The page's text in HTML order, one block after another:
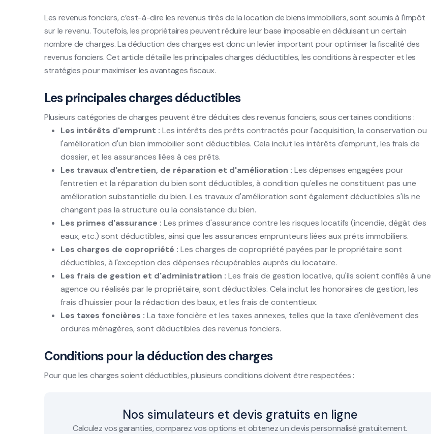
Les revenus fonciers, c’est-à-dire les revenus tirés de la location de biens immobiliers, sont soumis à l'impôt
sur le revenu. Toutefois, les propriétaires peuvent réduire leur base imposable en déduisant un certain
nombre de charges. La déduction des charges est donc un levier important pour optimiser la fiscalité des
revenus fonciers. Cet article détaille les principales charges déductibles, les conditions à respecter et les
stratégies pour maximiser les avantages fiscaux.
Les principales charges déductibles
Plusieurs catégories de charges peuvent être déduites des revenus fonciers, sous certaines conditions :
Les intérêts d'emprunt : Les intérêts des prêts contractés pour l'acquisition, la conservation ou
l'amélioration d'un bien immobilier sont déductibles. Cela inclut les intérêts d'emprunt, les frais de
dossier, et les assurances liées à ces prêts.
Les travaux d'entretien, de réparation et d'amélioration : Les dépenses engagées pour
l'entretien et la réparation du bien sont déductibles, à condition qu'elles ne constituent pas une
amélioration substantielle du bien. Les travaux d'amélioration sont également déductibles s'ils ne
changent pas la structure ou la consistance du bien.
Les primes d'assurance : Les primes d'assurance contre les risques locatifs (incendie, dégât des
eaux, etc.) sont déductibles, ainsi que les assurances emprunteurs liées aux prêts immobiliers.
Les charges de copropriété : Les charges de copropriété payées par le propriétaire sont
déductibles, à l'exception des dépenses récupérables auprès du locataire.
Les frais de gestion et d'administration : Les frais de gestion locative, qu'ils soient confiés à une
agence ou réalisés par le propriétaire, sont déductibles. Cela inclut les honoraires de gestion, les
frais d'huissier pour la rédaction des baux, et les frais de contentieux.
Les taxes foncières : La taxe foncière et les taxes annexes, telles que la taxe d'enlèvement des
ordures ménagères, sont déductibles des revenus fonciers.
Conditions pour la déduction des charges
Pour que les charges soient déductibles, plusieurs conditions doivent être respectées :
Nos simulateurs et devis gratuits en ligne
Calculez vos garanties, comparez vos options et obtenez un devis personnalisé gratuitement.